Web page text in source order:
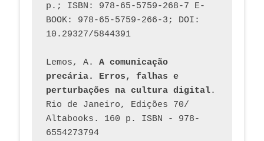
p.; ISBN: 978-65-5759-268-7 E-
BOOK: 978-65-5759-266-3; DOI:
10.29327/5844391
Lemos, A. A comunicação
precária. Erros, falhas e
perturbações na cultura digital.
Rio de Janeiro, Edições 70/
Altabooks. 160 p. ISBN - 978-
6554273794